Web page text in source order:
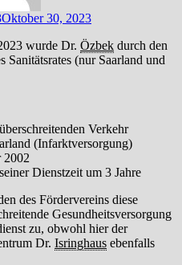
Oktober 30, 2023
wurde Dr. Özbek durch den
Sanitätsrates (nur Saarland und
Verkehr
(Infarktversorgung)
2002
Dienstzeit um 3 Jahre
des Fördervereins diese
Gesundheitsversorgung
zu, obwohl hier der
Dr. Isringhaus ebenfalls